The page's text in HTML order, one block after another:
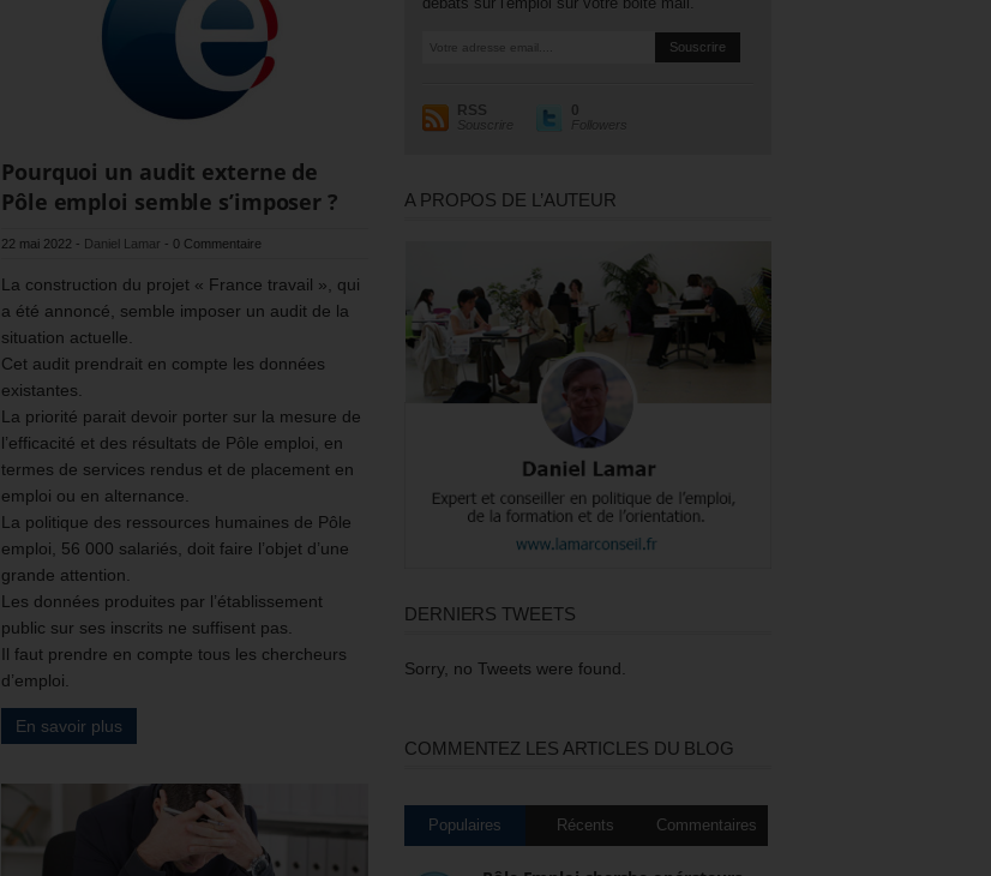
Pourquoi un audit externe de
Pôle emploi semble s’imposer ?
22 mai 2022 - Daniel Lamar - 0 Commentaire
La construction du projet « France travail », qui
a été annoncé, semble imposer un audit de la
situation actuelle.
Cet audit prendrait en compte les données
existantes.
La priorité parait devoir porter sur la mesure de
l’efficacité et des résultats de Pôle emploi, en
termes de services rendus et de placement en
emploi ou en alternance.
La politique des ressources humaines de Pôle
emploi, 56 000 salariés, doit faire l’objet d’une
grande attention.
Les données produites par l’établissement
public sur ses inscrits ne suffisent pas.
Il faut prendre en compte tous les chercheurs
d’emploi.
En savoir plus
RSS
Souscrire
0
Followers
A PROPOS DE L’AUTEUR
DERNIERS TWEETS
Sorry, no Tweets were found.
COMMENTEZ LES ARTICLES DU BLOG
Populaires Récents Commentaires